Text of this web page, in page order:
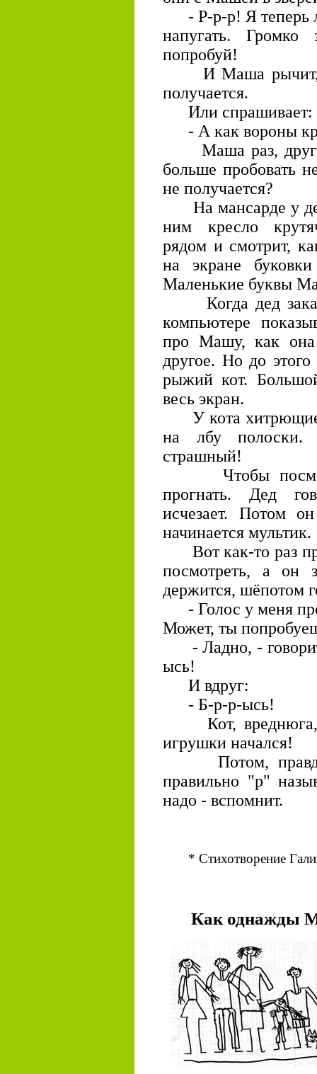
- Р-р-р! Я теперь
напугать. Громко
попробуй!
И Маша рычит,
получается.
Или спрашивает:
- А как вороны
Маша раз,
больше пробовать
не получается?
На мансарде у
ним кресло
рядом и смотрит,
на экране
Маленькие буквы
Когда дед
компьютере
про Машу, как она
другое. Но до
рыжий кот.
весь экран.
У кота хитрющие
на лбу
страшный!
Чтобы
прогнать. Дед
исчезает. Потом
начинается мультик.
Вот как-то раз
посмотреть, а он
держится, шёпотом
- Голос у меня
Может, ты
- Ладно, -
ысь!
И вдруг:
- Б-р-р-ысь!
Кот, вреднюга,
игрушки начался!
Потом, правда,
правильно "р"
надо - вспомнит.
* Стихотворение
Как однажды